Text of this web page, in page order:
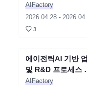
밋업
AIFactory
2026.04.28-
3
세미나
에이전틱AI 기반
및 R&D 프로세스
동화 포럼
AIFactory